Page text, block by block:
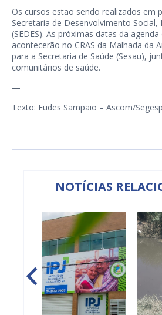
Os cursos estão sendo realizados em
Secretaria de Desenvolvimento Social,
(SEDES). As próximas datas da
acontecerão no CRAS da Malhada da
para a Secretaria de Saúde (Sesau),
comunitários de saúde.
—
Texto: Eudes Sampaio – Ascom/
NOTÍCIAS